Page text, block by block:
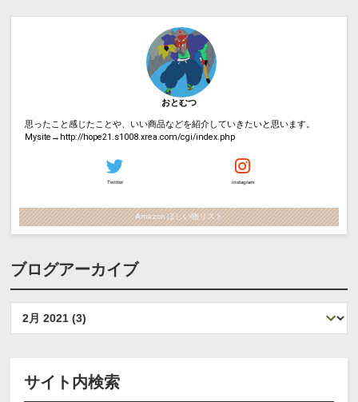
おとむつ
思ったこと感じたことや、いい商品などを紹介していきたいと思います。
Mysite→http://hope21.s1008.xrea.com/cgi/index.php
Twitter instagram
Amazon ほしい物リスト
ブログアーカイブ
サイト内検索